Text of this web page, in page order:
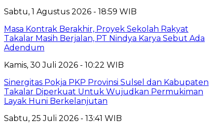
Sabtu, 1 Agustus 2026 - 18:59 WIB
Masa Kontrak Berakhir, Proyek Sekolah Rakyat
Takalar Masih Berjalan, PT Nindya Karya Sebut Ada
Adendum
Kamis, 30 Juli 2026 - 10:22 WIB
Sinergitas Pokja PKP Provinsi Sulsel dan Kabupaten
Takalar Diperkuat Untuk Wujudkan Permukiman
Layak Huni Berkelanjutan
Sabtu, 25 Juli 2026 - 13:41 WIB